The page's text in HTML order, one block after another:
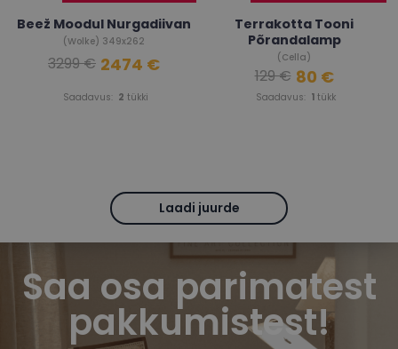
Beež Moodul Nurgadiivan
(Wolke) 349x262
Saadavus: 2 tükki
3299 € 2474 €
Terrakotta Tooni
Põrandalamp
(Cella)
Saadavus: 1tükk
129 € 80 €
Laadi juurde
Saa osa parimatest
pakkumistest!